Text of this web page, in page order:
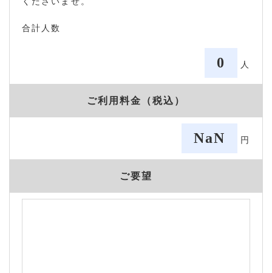
合計人数
0 人
ご利用料金（税込）
NaN 円
ご要望